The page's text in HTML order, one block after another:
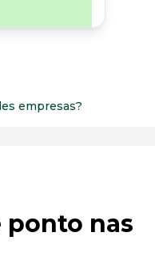
empresas?
nas